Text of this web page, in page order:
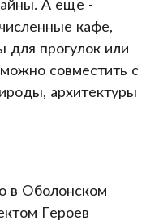
А еще -
кафе,
прогулок или
совместить с
архитектуры
в Оболонском
Героев